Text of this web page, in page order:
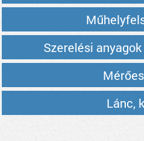
Szerelési
Lánc,